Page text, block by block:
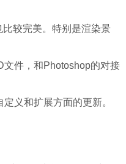
较完美。特别是渲染景
件，和Photoshop的对接
义和扩展方面的更新。